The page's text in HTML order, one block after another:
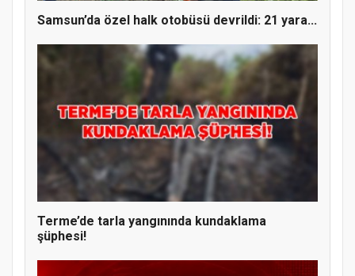
Samsun’da özel halk otobüsü devrildi: 21 yara...
Terme’de tarla yangınında kundaklama
şüphesi!